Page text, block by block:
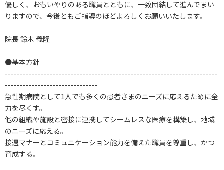
優しく、おもいやりのある職員とともに、一致団結して進んでまい
りますので、今後ともご指導のほどよろしくお願いいたします。
院長 鈴木 義隆
●基本方針
-----------------------------------------------------------------------
-------------------------------
急性期病院として1人でも多くの患者さまのニーズに応えるために全
力を尽くす。
他の組織や施設と密接に連携してシームレスな医療を構築し、地域
のニーズに応える。
接遇マナーとコミュニケーション能力を備えた職員を尊重し、かつ
育成する。